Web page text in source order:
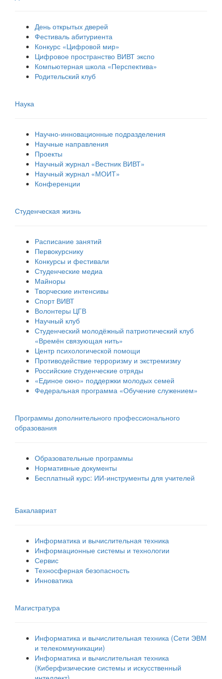
День открытых дверей
Фестиваль абитуриента
Конкурс «Цифровой мир»
Цифровое пространство ВИВТ экспо
Компьютерная школа «Перспектива»
Родительский клуб
Наука
Научно-инновационные подразделения
Научные направления
Проекты
Научный журнал «Вестник ВИВТ»
Научный журнал «МОИТ»
Конференции
Студенческая жизнь
Расписание занятий
Первокурснику
Конкурсы и фестивали
Студенческие медиа
Майноры
Творческие интенсивы
Спорт ВИВТ
Волонтеры ЦГВ
Научный клуб
Студенческий молодёжный патриотический клуб
«Времён связующая нить»
Центр психологической помощи
Противодействие терроризму и экстремизму
Российские cтуденческие отряды
«Единое окно» поддержки молодых семей
Федеральная программа «Обучение служением»
Программы дополнительного профессионального
образования
Образовательные программы
Нормативные документы
Бесплатный курс: ИИ‑инструменты для учителей
Бакалавриат
Информатика и вычислительная техника
Информационные системы и технологии
Сервис
Техносферная безопасность
Инноватика
Магистратура
Информатика и вычислительная техника (Сети ЭВМ
и телекоммуникации)
Информатика и вычислительная техника
(Киберфизические системы и искусственный